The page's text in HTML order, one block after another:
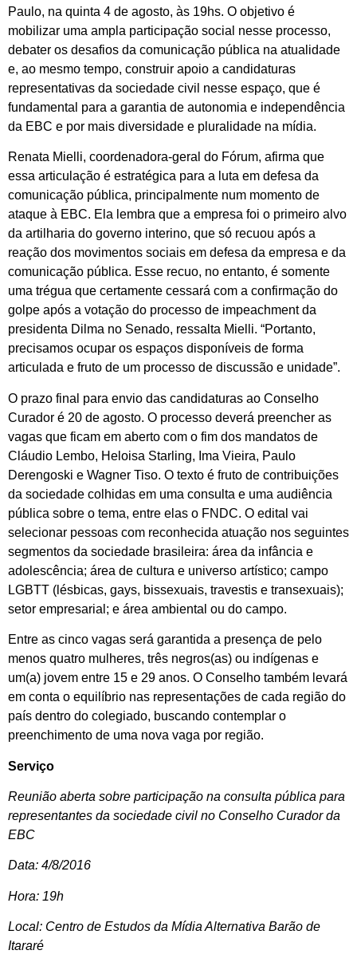
Paulo, na quinta 4 de agosto, às 19hs. O objetivo é
mobilizar uma ampla participação social nesse processo,
debater os desafios da comunicação pública na atualidade
e, ao mesmo tempo, construir apoio a candidaturas
representativas da sociedade civil nesse espaço, que é
fundamental para a garantia de autonomia e independência
da EBC e por mais diversidade e pluralidade na mídia.
Renata Mielli, coordenadora-geral do Fórum, afirma que
essa articulação é estratégica para a luta em defesa da
comunicação pública, principalmente num momento de
ataque à EBC. Ela lembra que a empresa foi o primeiro alvo
da artilharia do governo interino, que só recuou após a
reação dos movimentos sociais em defesa da empresa e da
comunicação pública. Esse recuo, no entanto, é somente
uma trégua que certamente cessará com a confirmação do
golpe após a votação do processo de impeachment da
presidenta Dilma no Senado, ressalta Mielli. “Portanto,
precisamos ocupar os espaços disponíveis de forma
articulada e fruto de um processo de discussão e unidade”.
O prazo final para envio das candidaturas ao Conselho
Curador é 20 de agosto. O processo deverá preencher as
vagas que ficam em aberto com o fim dos mandatos de
Cláudio Lembo, Heloisa Starling, Ima Vieira, Paulo
Derengoski e Wagner Tiso. O texto é fruto de contribuições
da sociedade colhidas em uma consulta e uma audiência
pública sobre o tema, entre elas o FNDC. O edital vai
selecionar pessoas com reconhecida atuação nos seguintes
segmentos da sociedade brasileira: área da infância e
adolescência; área de cultura e universo artístico; campo
LGBTT (lésbicas, gays, bissexuais, travestis e transexuais);
setor empresarial; e área ambiental ou do campo.
Entre as cinco vagas será garantida a presença de pelo
menos quatro mulheres, três negros(as) ou indígenas e
um(a) jovem entre 15 e 29 anos. O Conselho também levará
em conta o equilíbrio nas representações de cada região do
país dentro do colegiado, buscando contemplar o
preenchimento de uma nova vaga por região.
Serviço
Reunião aberta sobre participação na consulta pública para
representantes da sociedade civil no Conselho Curador da
EBC
Data: 4/8/2016
Hora: 19h
Local: Centro de Estudos da Mídia Alternativa Barão de
Itararé